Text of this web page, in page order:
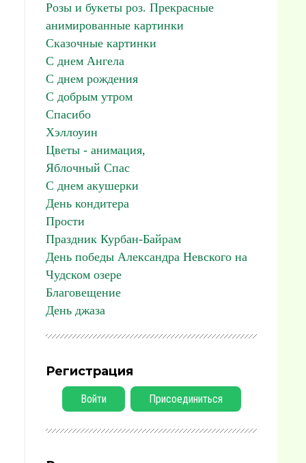
Розы и букеты роз. Прекрасные
анимированные картинки
Сказочные картинки
С днем Ангела
С днем рождения
С добрым утром
Спасибо
Хэллоуин
Цветы - анимация,
Яблочный Спас
С днем акушерки
День кондитера
Прости
Праздник Курбан-Байрам
День победы Александра Невского на
Чудском озере
Благовещение
День джаза
Регистрация
Войти Присоединиться